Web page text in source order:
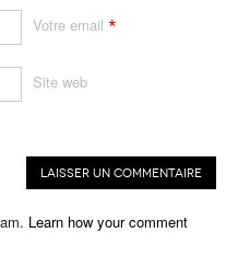
Votre email *
Site web
Learn how your comment